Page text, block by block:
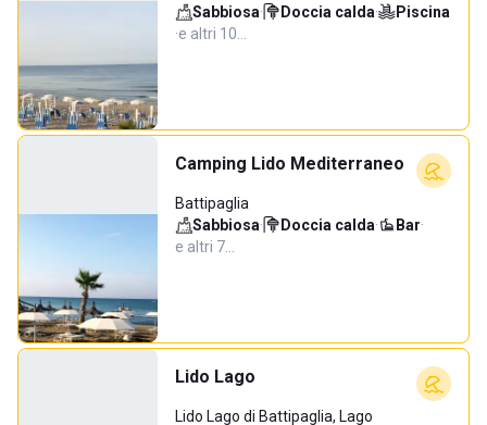
Sabbiosa· Doccia calda·
Piscina
·e altri 10…
Camping Lido Mediterraneo
Battipaglia
Sabbiosa· Doccia calda· Bar·
e altri 7…
Lido Lago
Lido Lago di Battipaglia, Lago